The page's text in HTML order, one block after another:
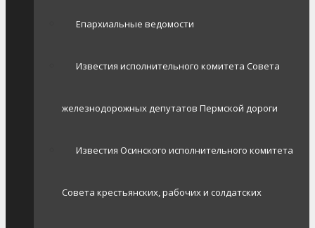
Епархиальные ведомости
Известия исполнительного комитета Совета
железнодорожных депутатов Пермской дороги
Известия Осинского исполнительного комитета
Совета крестьянских, рабочих и солдатских